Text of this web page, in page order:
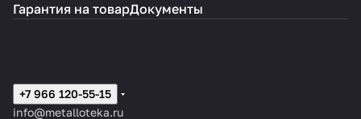
Гарантия на товарДокументы
+7 966 120-55-15
info@metalloteka.ru